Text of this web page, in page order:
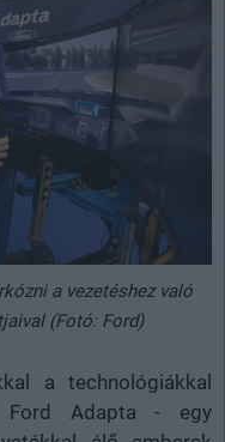
a vezetéshez való
(Fotó: Ford)
a technológiákkal
Ford Adapta - egy